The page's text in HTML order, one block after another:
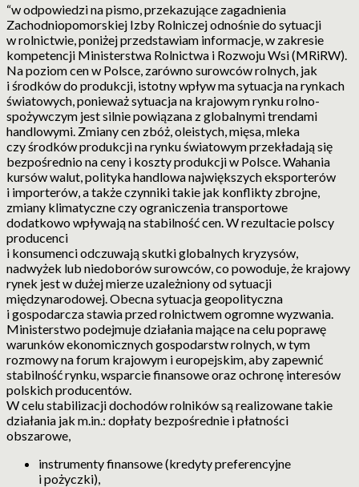
“w odpowiedzi na pismo, przekazujące zagadnienia
Zachodniopomorskiej Izby Rolniczej odnośnie do sytuacji
w rolnictwie, poniżej przedstawiam informacje, w zakresie
kompetencji Ministerstwa Rolnictwa i Rozwoju Wsi (MRiRW).
Na poziom cen w Polsce, zarówno surowców rolnych, jak
i środków do produkcji, istotny wpływ ma sytuacja na rynkach
światowych, ponieważ sytuacja na krajowym rynku rolno-
spożywczym jest silnie powiązana z globalnymi trendami
handlowymi. Zmiany cen zbóż, oleistych, mięsa, mleka
czy środków produkcji na rynku światowym przekładają się
bezpośrednio na ceny i koszty produkcji w Polsce. Wahania
kursów walut, polityka handlowa największych eksporterów
i importerów, a także czynniki takie jak konflikty zbrojne,
zmiany klimatyczne czy ograniczenia transportowe
dodatkowo wpływają na stabilność cen. W rezultacie polscy
producenci
i konsumenci odczuwają skutki globalnych kryzysów,
nadwyżek lub niedoborów surowców, co powoduje, że krajowy
rynek jest w dużej mierze uzależniony od sytuacji
międzynarodowej. Obecna sytuacja geopolityczna
i gospodarcza stawia przed rolnictwem ogromne wyzwania.
Ministerstwo podejmuje działania mające na celu poprawę
warunków ekonomicznych gospodarstw rolnych, w tym
rozmowy na forum krajowym i europejskim, aby zapewnić
stabilność rynku, wsparcie finansowe oraz ochronę interesów
polskich producentów.
W celu stabilizacji dochodów rolników są realizowane takie
działania jak m.in.: dopłaty bezpośrednie i płatności
obszarowe,
instrumenty finansowe (kredyty preferencyjne
i pożyczki),